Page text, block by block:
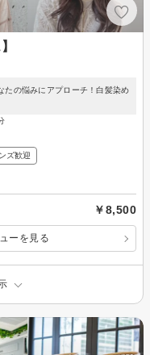
たの悩みにアプローチ！白髪染め
ズ歓迎
￥8,500
ーを見る